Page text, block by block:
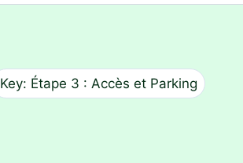
Key: Étape 3 : Accès et Parking